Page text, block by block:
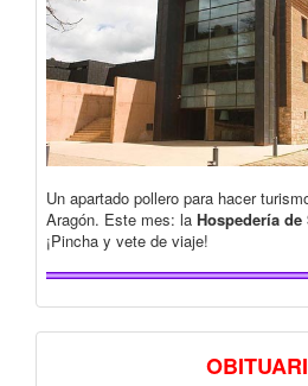
Un apartado pollero para hacer
Aragón. Este mes: la Hospedería
¡Pincha y vete de viaje!